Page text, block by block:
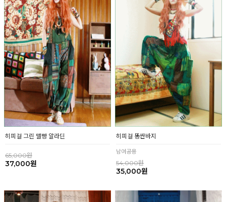
히피걸 그린 맬빵 알라딘
65,000원
37,000원
히피걸 똥싼바지
남여공용
54,000원
35,000원